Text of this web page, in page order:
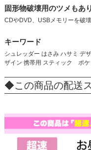
固形物破壊用のツメもあ
CDやDVD、USBメモリーを破
キーワード
シュレッダー はさみ ハサミ デ
ザイン 携帯用 スティック ポケ
◆この商品の配送